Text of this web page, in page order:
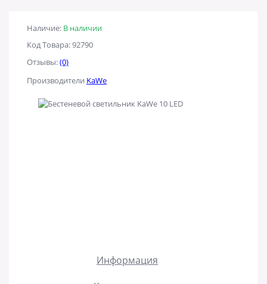
Наличие: В наличии
Код Товара: 92790
Отзывы:(0)
Производители KaWe
Информация